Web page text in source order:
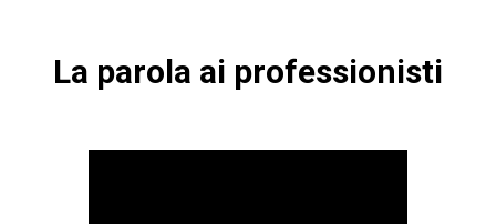
La parola ai professionisti